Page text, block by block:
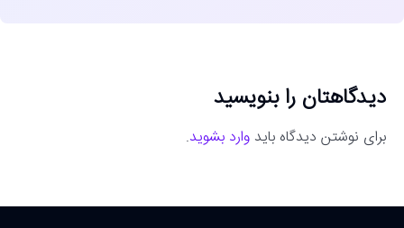
دیدگاهتان را بنویسید
برای نوشتن دیدگاه باید وارد بشوید.